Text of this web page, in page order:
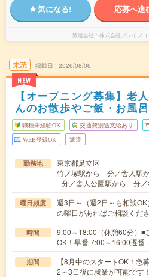
気になる! 応募へ進
派遣会社 株式会社ブレイブ（
未読
NEW
掲載日 2026/08/06
【オープニング募集】老
んのお散歩やご飯・お風
職種未経験OK 交通費別途支給あり
WEB登録OK 派遣
勤務地
東京都足立区
竹ノ塚駅から---分／舎人駅
--分／舎人公園駅から---分
曜日頻度
週3日～（週2日～も相談
の曜日があればご相談くだ
時間
9:00～18:00（休憩60分）■
OK！早番 7:00～16:00遅番
期間
【8月中のスタートOK！
2～3日後に就業が可能です！